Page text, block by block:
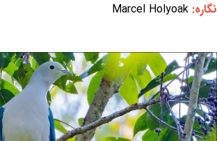
نگاره: Marcel Holyoak